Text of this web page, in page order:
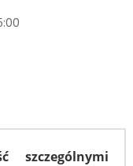
szczególnymi